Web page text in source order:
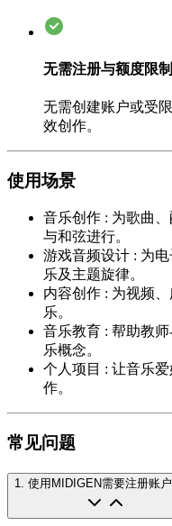
无需注册与额度限制
无需创建账户或受
效创作。
使用场景
音乐创作 : 为歌曲
与和弦进行。
游戏音频设计 : 为
乐及主题旋律。
内容创作 : 为视频
乐。
音乐教育 : 帮助教
乐概念。
个人项目 : 让音乐
作。
常见问题
1 使用MIDIGEN需要注册账